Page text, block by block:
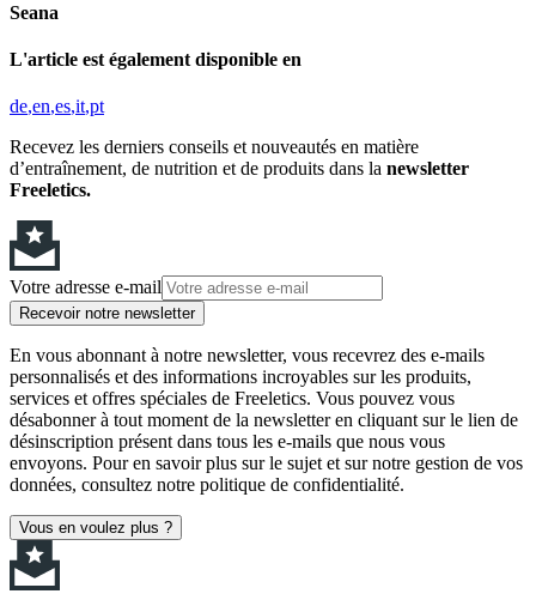
Seana
L'article est également disponible en
de en es it pt
Recevez les derniers conseils et nouveautés en matière
d’entraînement, de nutrition et de produits dans la newsletter
Freeletics.
Votre adresse e-mail
Recevoir notre newsletter
En vous abonnant à notre newsletter, vous recevrez des e-mails
personnalisés et des informations incroyables sur les produits,
services et offres spéciales de Freeletics. Vous pouvez vous
désabonner à tout moment de la newsletter en cliquant sur le lien de
désinscription présent dans tous les e-mails que nous vous
envoyons. Pour en savoir plus sur le sujet et sur notre gestion de vos
données, consultez notre politique de confidentialité.
Vous en voulez plus ?